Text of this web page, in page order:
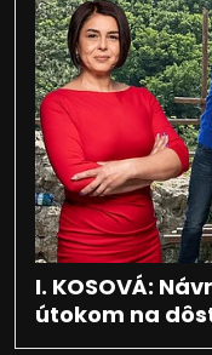
I. KOSOVÁ:
útokom na